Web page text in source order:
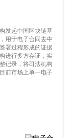
发起中国区块链基
用于电子合同去中
署过程形成的证据
进行多方存证，实
记录，将司法机构
前市场上单一电子